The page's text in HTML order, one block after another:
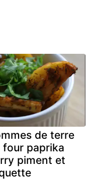
de terre
four paprika
piment et